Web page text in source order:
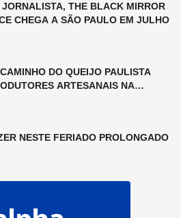
JORNALISTA, THE BLACK MIRROR
CHEGA A SÃO PAULO EM JULHO
DO QUEIJO PAULISTA
ARTESANAIS NA
NESTE FERIADO PROLONGADO